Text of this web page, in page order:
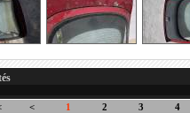
< 1 2 3 4